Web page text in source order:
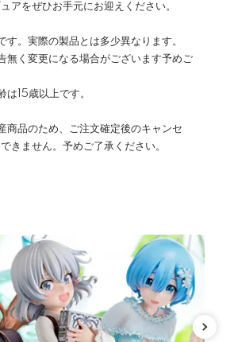
アをぜひお手元にお迎えください。
す。実際の製品とは多少異なります。
無く変更になる場合がございます予めご
は15歳以上です。
商品のため、ご注文確定後のキャンセ
きません。予めご了承ください。